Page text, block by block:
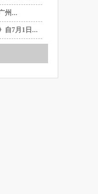
州...
自7月1日...